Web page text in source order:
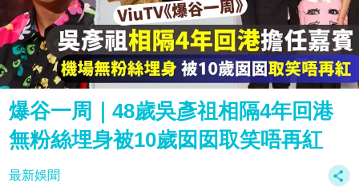
爆谷一周｜48歲吳彥祖相隔4年回港
無粉絲埋身被10歲囡囡取笑唔再紅
最新娛聞